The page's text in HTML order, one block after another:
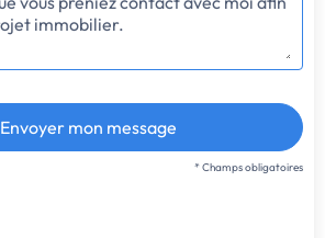
Envoyer mon message
* Champs obligatoires